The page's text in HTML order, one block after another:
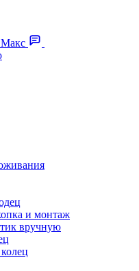
и монтаж
вручную